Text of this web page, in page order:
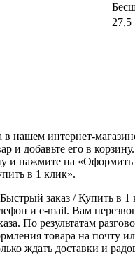
27,5
в нашем интернет-
и добавьте его в
и нажмите на «Оформить
в 1 клик».
заказ / Купить в 1
и e-mail. Вам
По результатам
товара на почту
ждать доставки и